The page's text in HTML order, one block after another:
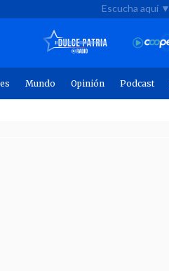
Escucha aquí ▼
Mundo Opinión Podcast